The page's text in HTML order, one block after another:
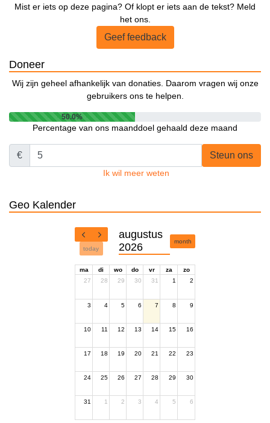
Mist er iets op deze pagina? Of klopt er iets aan de tekst? Meld
het ons.
Geef feedback
Doneer
Wij zijn geheel afhankelijk van donaties. Daarom vragen wij onze
gebruikers ons te helpen.
50.0%
Percentage van ons maanddoel gehaald deze maand
€ Steun ons
Ik wil meer weten
Geo Kalender
today
augustus
2026
month
ma di wo do vr za
zo
27
28 29 30 31 1 2
3 4 5 6 7 8 9
10 11 12 13 14 15 16
17 18 19 20 21 22 23
24 25 26 27 28 29 30
31 1 2 3 4 5 6